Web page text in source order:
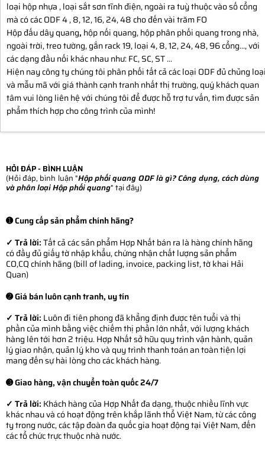
loại hộp nhựa , loại sắt sơn tĩnh điện, ngoài ra tuỳ thuộc vào số cổng
mà có các ODF 4 , 8, 12, 16, 24, 48 cho đến vài trăm FO
Hộp đấu dây quang, hộp nối quang, hộp phân phối quang trong nhà,
ngoài trời, treo tường, gắn rack 19, loại 4, 8, 12, 24, 48, 96 cổng..., với
các dạng đầu nối khác nhau như: FC, SC, ST ...
Hiện nay công ty chúng tôi phân phối tất cả các loại ODF đủ chủng
và mẫu mã với giá thành cạnh tranh nhất thị trường, quý khách quan
tâm vui lòng liên hệ với chúng tôi để được hỗ trợ tư vấn, tìm được sản
phẩm thích hợp cho công trình của mình!
HỎI ĐÁP - BÌNH LUẬN
(Hỏi đáp, bình luận "Hộp phối quang ODF là gì? Công dụng, cách dùng
và phân loại Hộp phối quang" tại đây)
➊ Cung cấp sản phẩm chính hãng?
✓ Trả lời:Tất cả các sản phẩm Hợp Nhất bán ra là hàng chính hãng
có đầy đủ giấy tờ nhập khẩu, chứng nhận chất lượng sản phẩm
CO,CQ chính hãng (bill of lading, invoice, packing list, tờ khai Hải
Quan)
➋ Giá bán luôn cạnh tranh, uy tín
✓ Trả lời: Luôn đi tiên phong đã khẳng định được tên tuổi và thị
phần của mình bằng việc chiếm thị phần lớn nhất, với lượng khách
hàng lên tới hơn 2 triệu. Hợp Nhất sở hữu quy trình vận hành, quản
lý giao nhận, quản lý kho và quy trình thanh toán an toàn tiện lợi
mang đến sự hài lòng cho các khách hàng.
➌ Giao hàng, vận chuyển toàn quốc 24/7
✓ Trả lời: Khách hàng của Hợp Nhất đa dạng, thuộc nhiều lĩnh vực
khác nhau và có hoạt động trên khắp lãnh thổ Việt Nam, từ các công
ty trong nước, các tập đoàn đa quốc gia hoạt động tại Việt Nam, đến
các tổ chức trực thuộc nhà nước.